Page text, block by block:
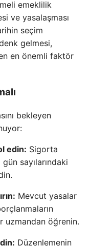
emeklilik
ve yasalaşması
seçim
gelmesi,
en önemli faktör
bekleyen
edin: Sigorta
sayılarındaki
Mevcut yasalar
uzmandan öğrenin.
Düzenlemenin